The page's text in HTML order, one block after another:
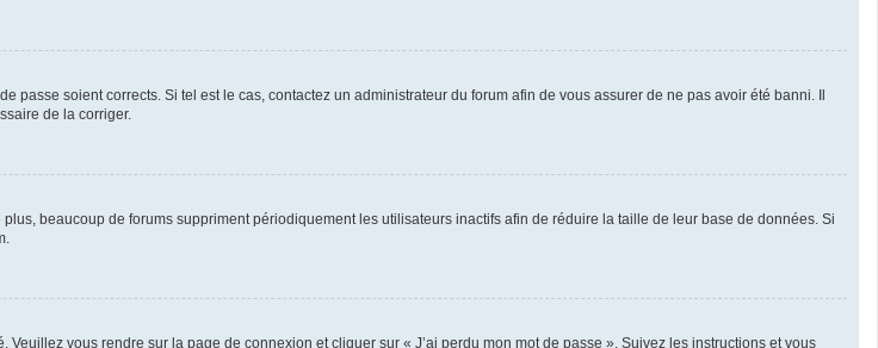
passe soient corrects. Si tel est le cas, contactez un administrateur du forum afin de vous assurer de ne pas avoir été banni. Il
de la corriger.
beaucoup de forums suppriment périodiquement les utilisateurs inactifs afin de réduire la taille de leur base de données. Si
vous rendre sur la page de connexion et cliquer sur « J’ai perdu mon mot de passe ». Suivez les instructions et vous